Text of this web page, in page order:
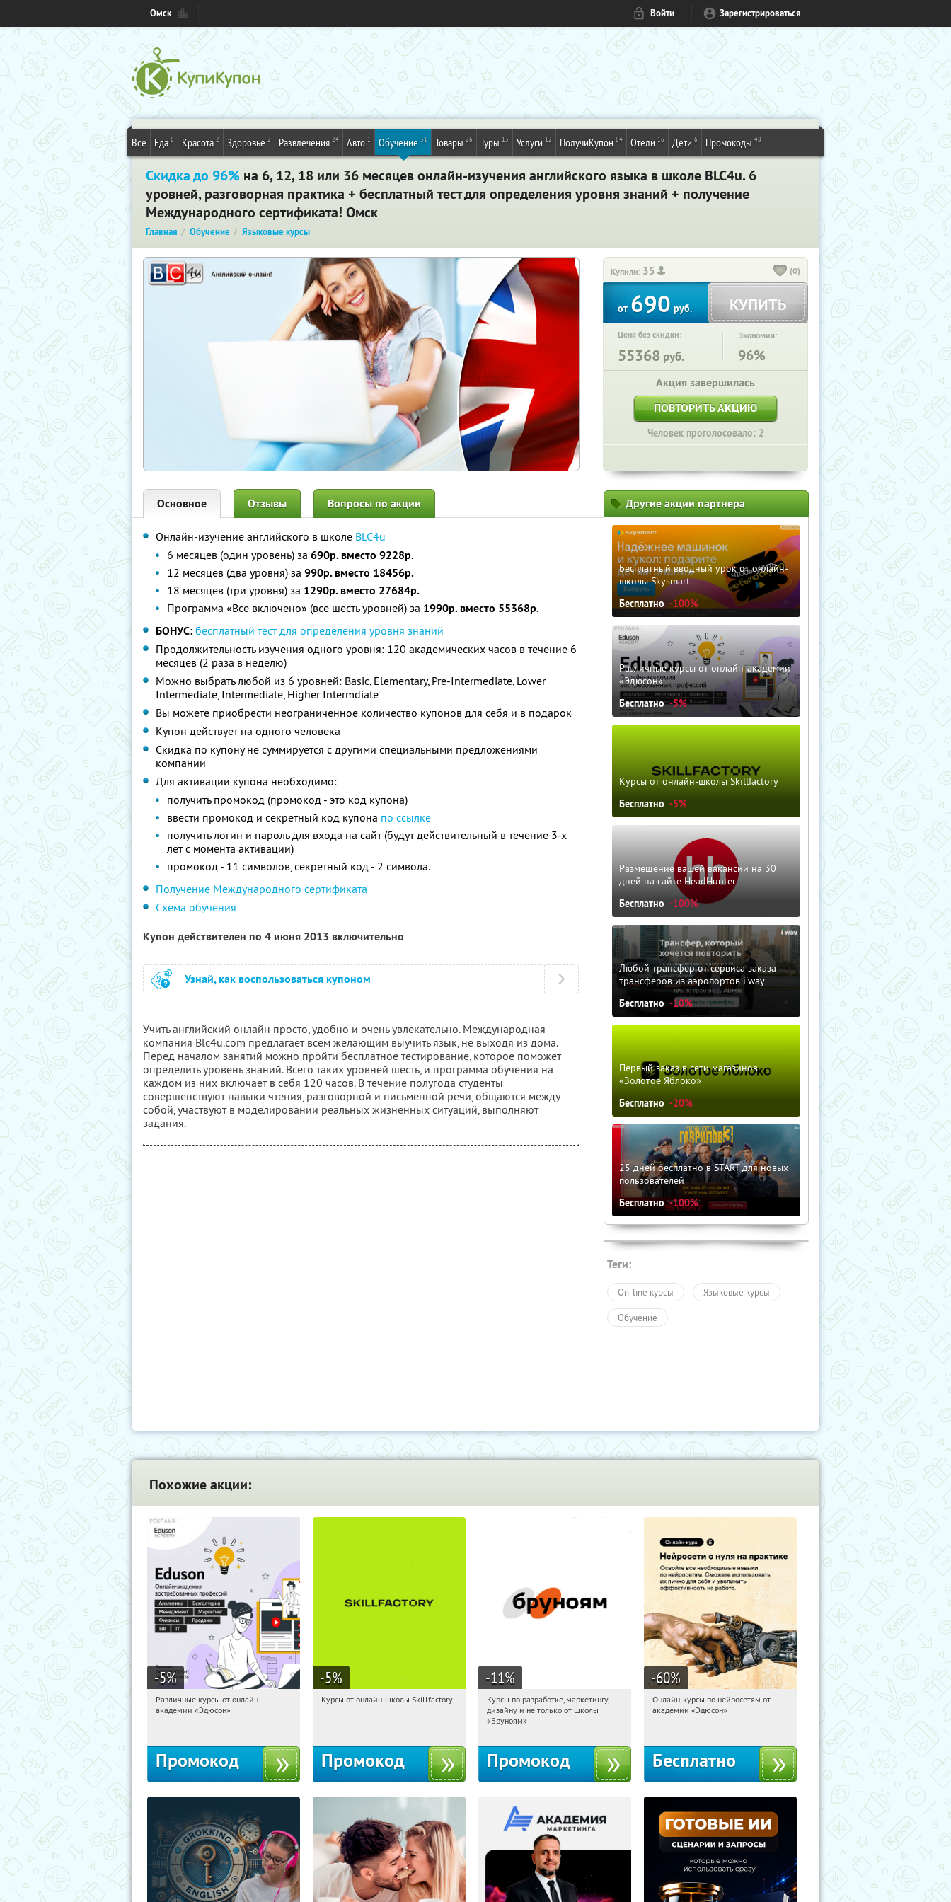
Омск Войти Зарегистрироваться
Все Еда 6 Красота 2 Здоровье 2 Развлечения 24 Авто 1 Обучение 31 Товары 26 Туры 13 Услуги 12 ПолучиКупон 84 Отели 16 Дети 6 Промокоды 48
Скидка до 96% на 6, 12, 18 или 36 месяцев онлайн-изучения английского языка в школе BLC4u. 6
уровней, разговорная практика + бесплатный тест для определения уровня знаний + получение
Международного сертификата! Омск
Главная Обучение Языковые курсы
Купили: 35 (0)
от690руб. КУПИТЬ
Цена без скидки:
55368 руб.
Экономия:
96%
Акция завершилась
ПОВТОРИТЬ АКЦИЮ
Человек проголосовало: 2
Основное Отзывы Вопросы по акции
Онлайн-изучение английского в школе BLC4u
6 месяцев (один уровень) за 690р. вместо 9228р.
12 месяцев (два уровня) за 990р. вместо 18456р.
18 месяцев (три уровня) за 1290р. вместо 27684р.
Программа «Все включено» (все шесть уровней) за 1990р. вместо 55368р.
БОНУС: бесплатный тест для определения уровня знаний
Продолжительность изучения одного уровня: 120 академических часов в течение 6
месяцев (2 раза в неделю)
Можно выбрать любой из 6 уровней: Basic, Elementary, Pre-Intermediate, Lower
Intermediate, Intermediate, Higher Intermdiate
Вы можете приобрести неограниченное количество купонов для себя и в подарок
Купон действует на одного человека
Скидка по купону не суммируется с другими специальными предложениями
компании
Для активации купона необходимо:
получить промокод (промокод - это код купона)
ввести промокод и секретный код купона по ссылке
получить логин и пароль для входа на сайт (будут действительный в течение 3-х
лет с момента активации)
промокод - 11 символов, секретный код - 2 символа.
Получение Международного сертификата
Схема обучения
Купон действителен по 4 июня 2013 включительно
Узнай, как воспользоваться купоном
Учить английский онлайн просто, удобно и очень увлекательно. Международная
компания Blc4u.com предлагает всем желающим выучить язык, не выходя из дома.
Перед началом занятий можно пройти бесплатное тестирование, которое поможет
определить уровень знаний. Всего таких уровней шесть, и программа обучения на
каждом из них включает в себя 120 часов. В течение полугода студенты
совершенствуют навыки чтения, разговорной и письменной речи, общаются между
собой, участвуют в моделировании реальных жизненных ситуаций, выполняют
задания.
Другие акции партнера
Бесплатный вводный урок от онлайн-
школы Skysmart
Бесплатно -100%
Различные курсы от онлайн-академии
«Эдюсон»
Бесплатно -5%
Курсы от онлайн-школы Skillfactory
Бесплатно -5%
Размещение вашей вакансии на 30
дней на сайте HeadHunter
Бесплатно -100%
Любой трансфер от сервиса заказа
трансферов из аэропортов i'way
Бесплатно -10%
Первый заказ в сети магазинов
«Золотое Яблоко»
Бесплатно -20%
25 дней бесплатно в START для новых
пользователей
Бесплатно -100%
Теги:
On-line курсы Языковые курсы
Обучение
Похожие акции:
-5%
19:26:53 Получили:
Различные курсы от онлайн-
академии «Эдюсон»
Промокод
-5%
19:26:53
Получи первым!
Курсы от онлайн-школы Skillfactory
Промокод
-11%
19:26:53
Получи первым!
Россия
Курсы по разработке, маркетингу,
дизайну и не только от школы
«Бруноям»
Промокод
-60%
19:26:53 Получили:
Онлайн-курсы по нейросетям от
академии «Эдюсон»
Бесплатно